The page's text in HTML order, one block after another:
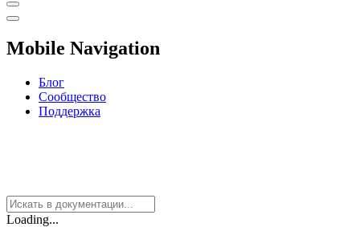
Mobile Navigation
Блог
Сообщество
Поддержка
Loading...